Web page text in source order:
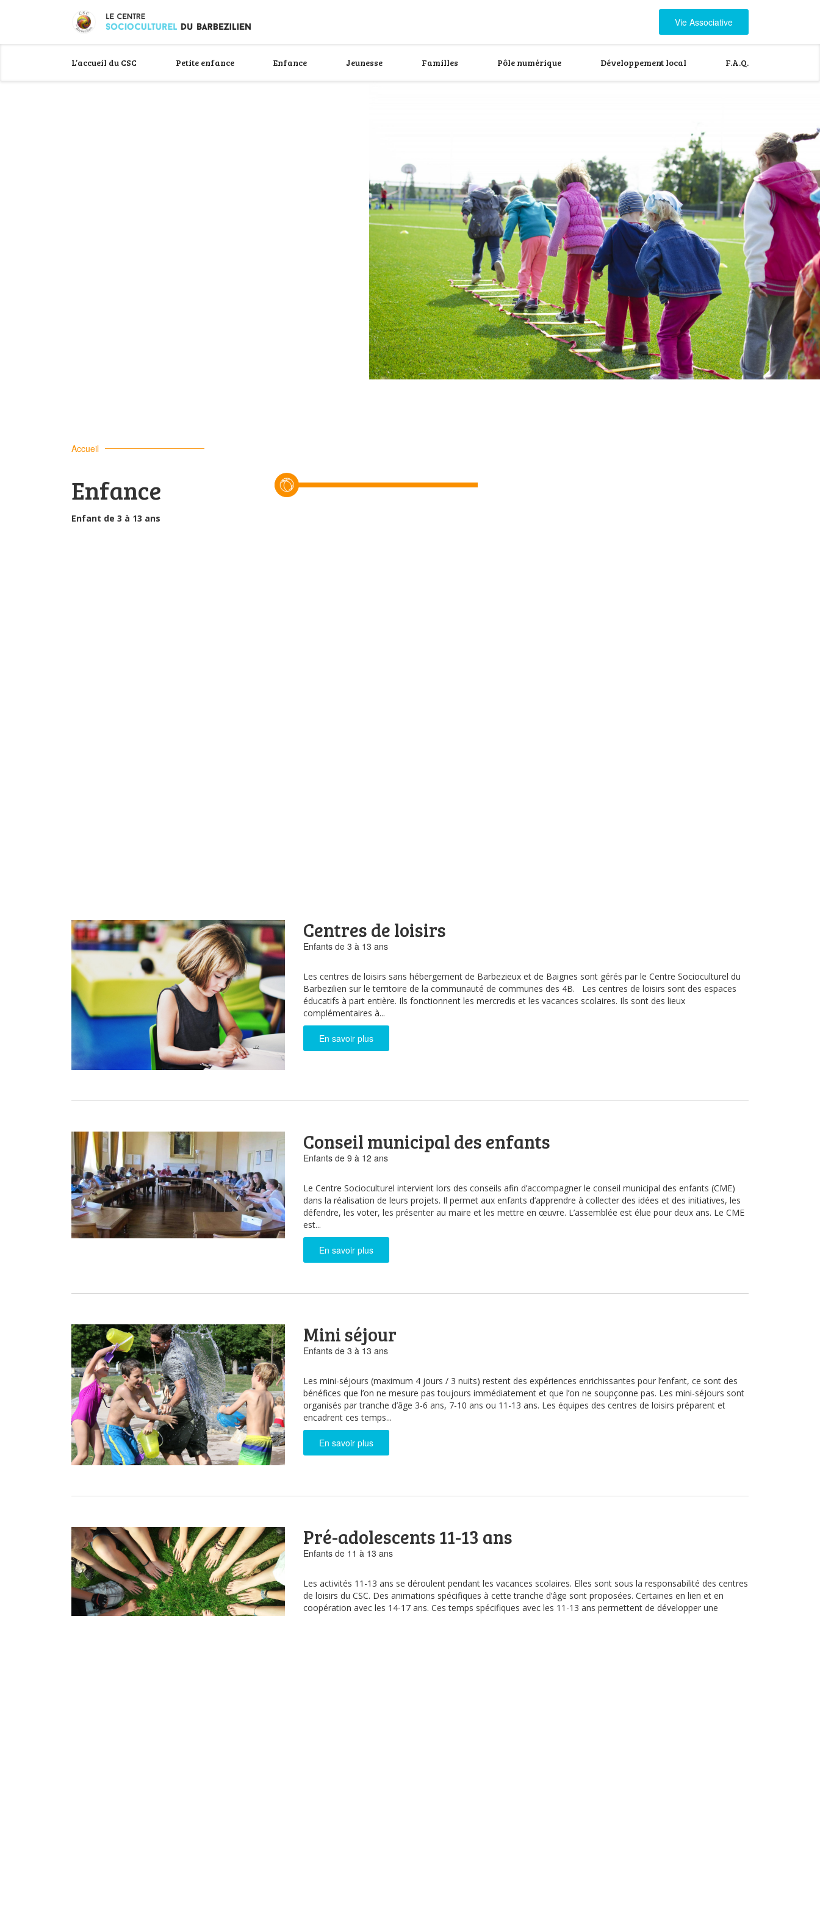
Vie Associative
L’accueil du CSC Petite enfance Enfance Jeunesse Familles Pôle numérique Développement local F.A.Q.
Accueil
Enfance
Enfant de 3 à 13 ans
Centres de loisirs
Enfants de 3 à 13 ans
Les centres de loisirs sans hébergement de Barbezieux et de Baignes sont gérés par le Centre Socioculturel du
Barbezilien sur le territoire de la communauté de communes des 4B. Les centres de loisirs sont des espaces
éducatifs à part entière. Ils fonctionnent les mercredis et les vacances scolaires. Ils sont des lieux
complémentaires à...
En savoir plus
Conseil municipal des enfants
Enfants de 9 à 12 ans
Le Centre Socioculturel intervient lors des conseils afin d’accompagner le conseil municipal des enfants (CME)
dans la réalisation de leurs projets. Il permet aux enfants d’apprendre à collecter des idées et des initiatives, les
défendre, les voter, les présenter au maire et les mettre en œuvre. L’assemblée est élue pour deux ans. Le CME
est...
En savoir plus
Mini séjour
Enfants de 3 à 13 ans
Les mini-séjours (maximum 4 jours / 3 nuits) restent des expériences enrichissantes pour l’enfant, ce sont des
bénéfices que l’on ne mesure pas toujours immédiatement et que l’on ne soupçonne pas. Les mini-séjours sont
organisés par tranche d’âge 3-6 ans, 7-10 ans ou 11-13 ans. Les équipes des centres de loisirs préparent et
encadrent ces temps...
En savoir plus
Pré-adolescents 11-13 ans
Enfants de 11 à 13 ans
Les activités 11-13 ans se déroulent pendant les vacances scolaires. Elles sont sous la responsabilité des centres
de loisirs du CSC. Des animations spécifiques à cette tranche d’âge sont proposées. Certaines en lien et en
coopération avec les 14-17 ans. Ces temps spécifiques avec les 11-13 ans permettent de développer une